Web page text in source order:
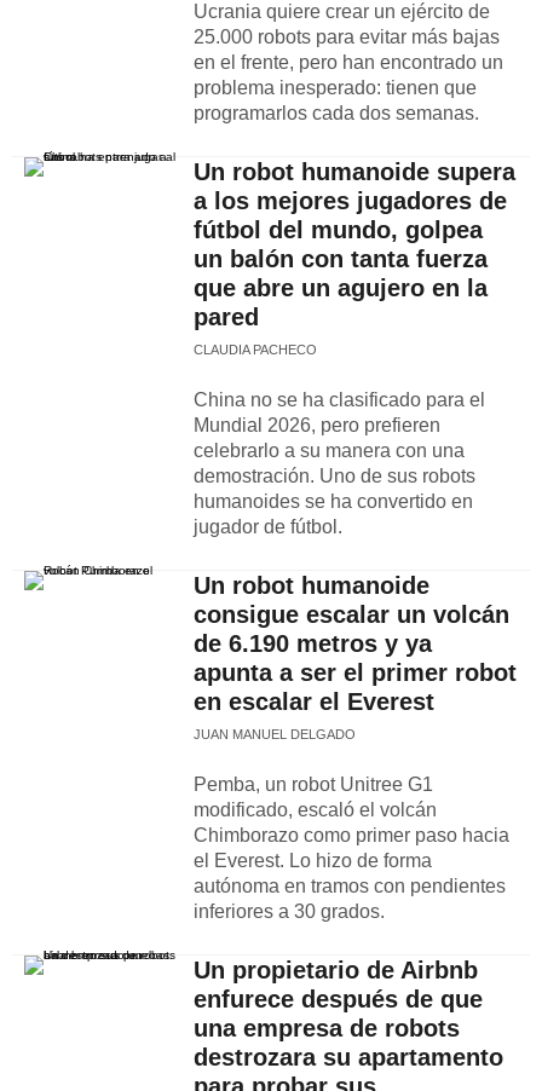
Ucrania quiere crear un ejército de
25.000 robots para evitar más bajas
en el frente, pero han encontrado un
problema inesperado: tienen que
programarlos cada dos semanas.
Un robot humanoide supera
a los mejores jugadores de
fútbol del mundo, golpea
un balón con tanta fuerza
que abre un agujero en la
pared
CLAUDIA PACHECO
China no se ha clasificado para el
Mundial 2026, pero prefieren
celebrarlo a su manera con una
demostración. Uno de sus robots
humanoides se ha convertido en
jugador de fútbol.
Un robot humanoide
consigue escalar un volcán
de 6.190 metros y ya
apunta a ser el primer robot
en escalar el Everest
JUAN MANUEL DELGADO
Pemba, un robot Unitree G1
modificado, escaló el volcán
Chimborazo como primer paso hacia
el Everest. Lo hizo de forma
autónoma en tramos con pendientes
inferiores a 30 grados.
Un propietario de Airbnb
enfurece después de que
una empresa de robots
destrozara su apartamento